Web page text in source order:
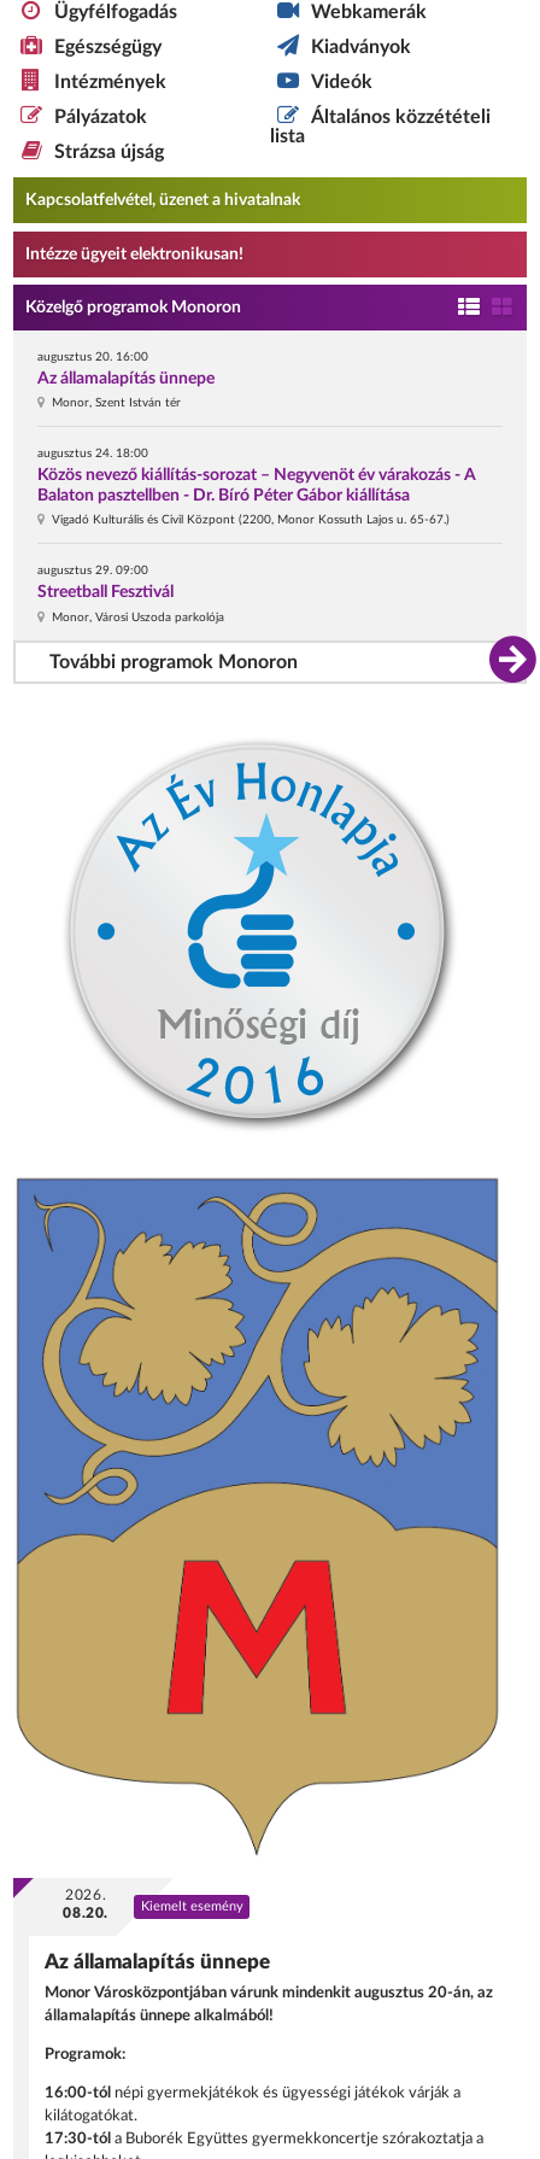
Ügyfélfogadás
Egészségügy
Intézmények
Pályázatok
Strázsa újság
Webkamerák
Kiadványok
Videók
Általános közzétételi
lista
Kapcsolatfelvétel, üzenet a hivatalnak
Intézze ügyeit elektronikusan!
Közelgő programok Monoron
augusztus 20. 16:00
Az államalapítás ünnepe
Monor, Szent István tér
augusztus 24. 18:00
Közös nevező kiállítás-sorozat – Negyvenöt év várakozás - A
Balaton pasztellben - Dr. Bíró Péter Gábor kiállítása
Vigadó Kulturális és Civil Központ (2200, Monor Kossuth Lajos u. 65-67.)
augusztus 29. 09:00
Streetball Fesztivál
Monor, Városi Uszoda parkolója
További programok Monoron
2026.
08.20.
Kiemelt esemény
Az államalapítás ünnepe
Monor Városközpontjában várunk mindenkit augusztus 20-án, az
államalapítás ünnepe alkalmából!
Programok:
16:00-tól népi gyermekjátékok és ügyességi játékok várják a
kilátogatókat.
17:30-tól a Buborék Együttes gyermekkoncertje szórakoztatja a